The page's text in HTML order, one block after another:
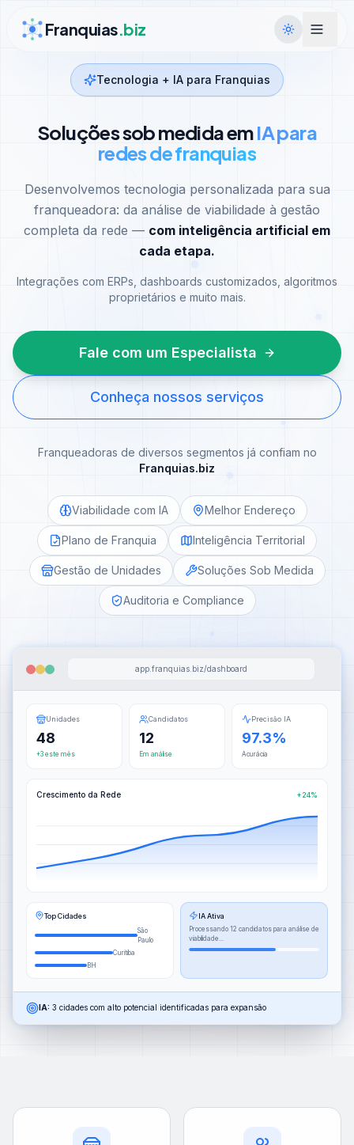
Franquias.biz
Tecnologia + IA para Franquias
Soluções sob medida emIA para
redes de franquias
Desenvolvemos tecnologia personalizada para sua
franqueadora: da análise de viabilidade à gestão
completa da rede — com inteligência artificial em
cada etapa.
Integrações com ERPs, dashboards customizados, algoritmos
proprietários e muito mais.
Fale com um Especialista
Conheça nossos serviços
Franqueadoras de diversos segmentos já confiam no
Franquias.biz
Viabilidade com IA Melhor Endereço
Plano de Franquia Inteligência Territorial
Gestão de Unidades Soluções Sob Medida
Auditoria e Compliance
app.franquias.biz/dashboard
Unidades
48
+3 este mês
Candidatos
12
Em análise
Precisão IA
97.3%
Acurácia
Crescimento da Rede +24%
Top Cidades
São
Paulo
Curitiba
BH
IA Ativa
Processando 12 candidatos para análise de
viabilidade...
IA: 3 cidades com alto potencial identificadas para expansão